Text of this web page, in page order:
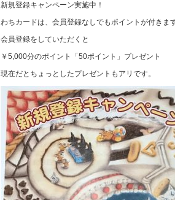
新規登録キャンペーン実施中！
わちカードは、会員登録なしでもポイントが付きま
会員登録をしていただくと
￥5,000分のポイント「50ポイント」プレゼント
現在だとちょっとしたプレゼントもアリです。